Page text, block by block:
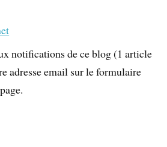
notifications de ce blog (1 article
adresse email sur le formulaire